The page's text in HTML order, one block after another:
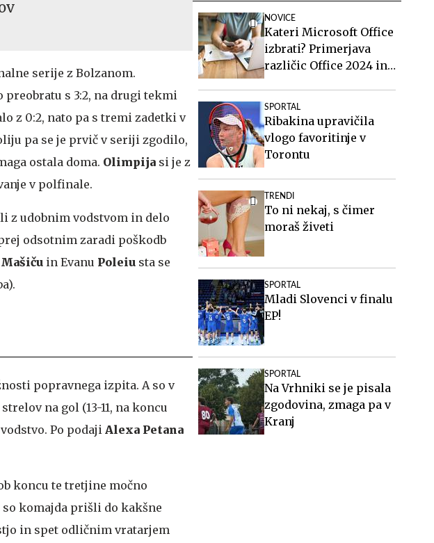
serije z Bolzanom.
s 3:2, na drugi tekmi
z 0:2, nato pa s tremi zadetki v
pa se je prvič v seriji zgodilo,
ostala doma. Olimpija si je z
v polfinale.
z udobnim vodstvom in delo
odsotnim zaradi poškodb
Mašiču in Evanu Poleiu sta se
popravnega izpita. A so v
na gol (13-11, na koncu
Po podaji Alexa Petana
koncu te tretjine močno
komajda prišli do kakšne
in spet odličnim vratarjem
NOVICE
Kateri Microsoft Office
izbrati? Primerjava
različic Office 2024 in
SPORTAL
Ribakina upravičila
vlogo favoritinje v
Torontu
TRENDI
To ni nekaj, s čimer
moraš živeti
SPORTAL
Mladi Slovenci v finalu
EP!
SPORTAL
Na Vrhniki se je pisala
zgodovina, zmaga pa v
Kranj